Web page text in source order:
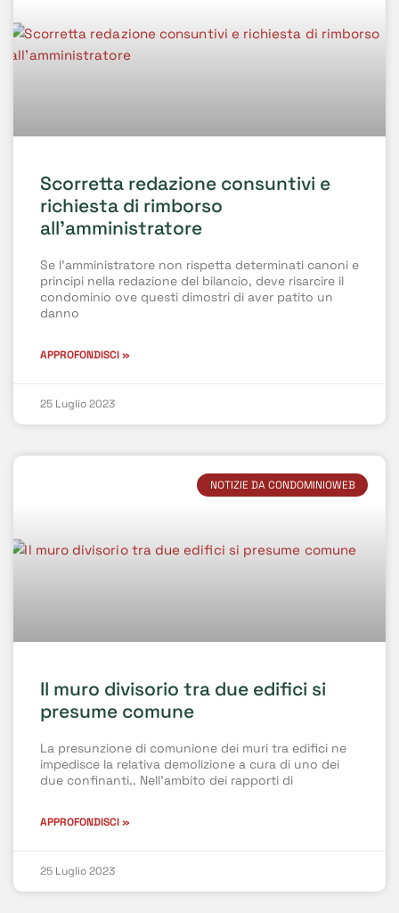
Scorretta redazione consuntivi e
richiesta di rimborso
all’amministratore
Se l’amministratore non rispetta determinati canoni e
principi nella redazione del bilancio, deve risarcire il
condominio ove questi dimostri di aver patito un
danno
APPROFONDISCI »
25 Luglio 2023
NOTIZIE DA CONDOMINIOWEB
Il muro divisorio tra due edifici si
presume comune
La presunzione di comunione dei muri tra edifici ne
impedisce la relativa demolizione a cura di uno dei
due confinanti.. Nell’ambito dei rapporti di
APPROFONDISCI »
25 Luglio 2023